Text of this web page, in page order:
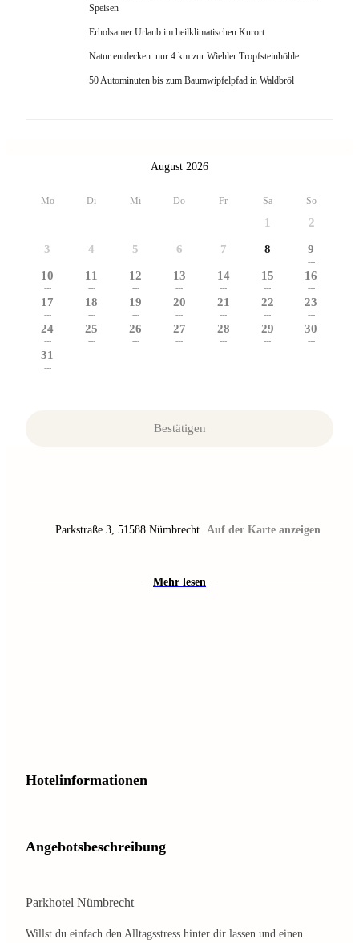
Speisen
Erholsamer Urlaub im heilklimatischen Kurort
Natur entdecken: nur 4 km zur Wiehler Tropfsteinhöhle
50 Autominuten bis zum Baumwipfelpfad in Waldbröl
August 2026
Mo Di Mi Do Fr Sa So
1 2
3 4 5 6 7 8 9
---
10
---
11
---
12
---
13
---
14
---
15
---
16
---
17
---
18
---
19
---
20
---
21
---
22
---
23
---
24
---
25
---
26
---
27
---
28
---
29
---
30
---
31
---
Bestätigen
Parkstraße 3 51588 Nümbrecht Auf der Karte anzeigen
Mehr lesen
Hotelinformationen
Angebotsbeschreibung
Parkhotel Nümbrecht
Willst du einfach den Alltagsstress hinter dir lassen und einen